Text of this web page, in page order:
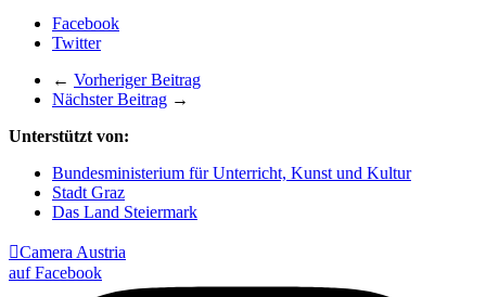
Facebook
Twitter
← Vorheriger Beitrag
Nächster Beitrag →
Unterstützt von:
Bundesministerium für Unterricht, Kunst und Kultur
Stadt Graz
Das Land Steiermark
Camera Austria
auf Facebook